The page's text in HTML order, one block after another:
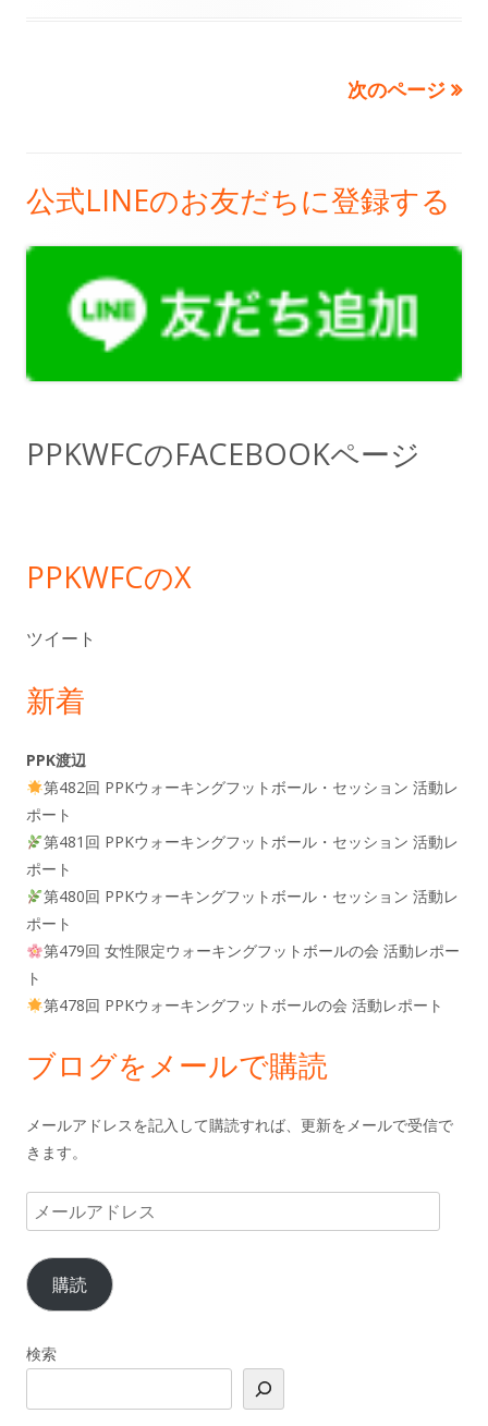
の
ペ
送
次のページ
メ
イ
イ
ド
公式LINEのお友だちに登録する
PPKWFCのFACEBOOKページ
PPKWFCのX
ツイート
新着
PPK渡辺
第482回 PPKウォーキングフットボール・セッション 活動レ
ポート
第481回 PPKウォーキングフットボール・セッション 活動レ
ポート
第480回 PPKウォーキングフットボール・セッション 活動レ
ポート
第479回 女性限定ウォーキングフットボールの会 活動レポー
ト
第478回 PPKウォーキングフットボールの会 活動レポート
ブログをメールで購読
メールアドレスを記入して購読すれば、更新をメールで受信で
きます。
メ
ー
ル
ア
ド
ス
購読
検索